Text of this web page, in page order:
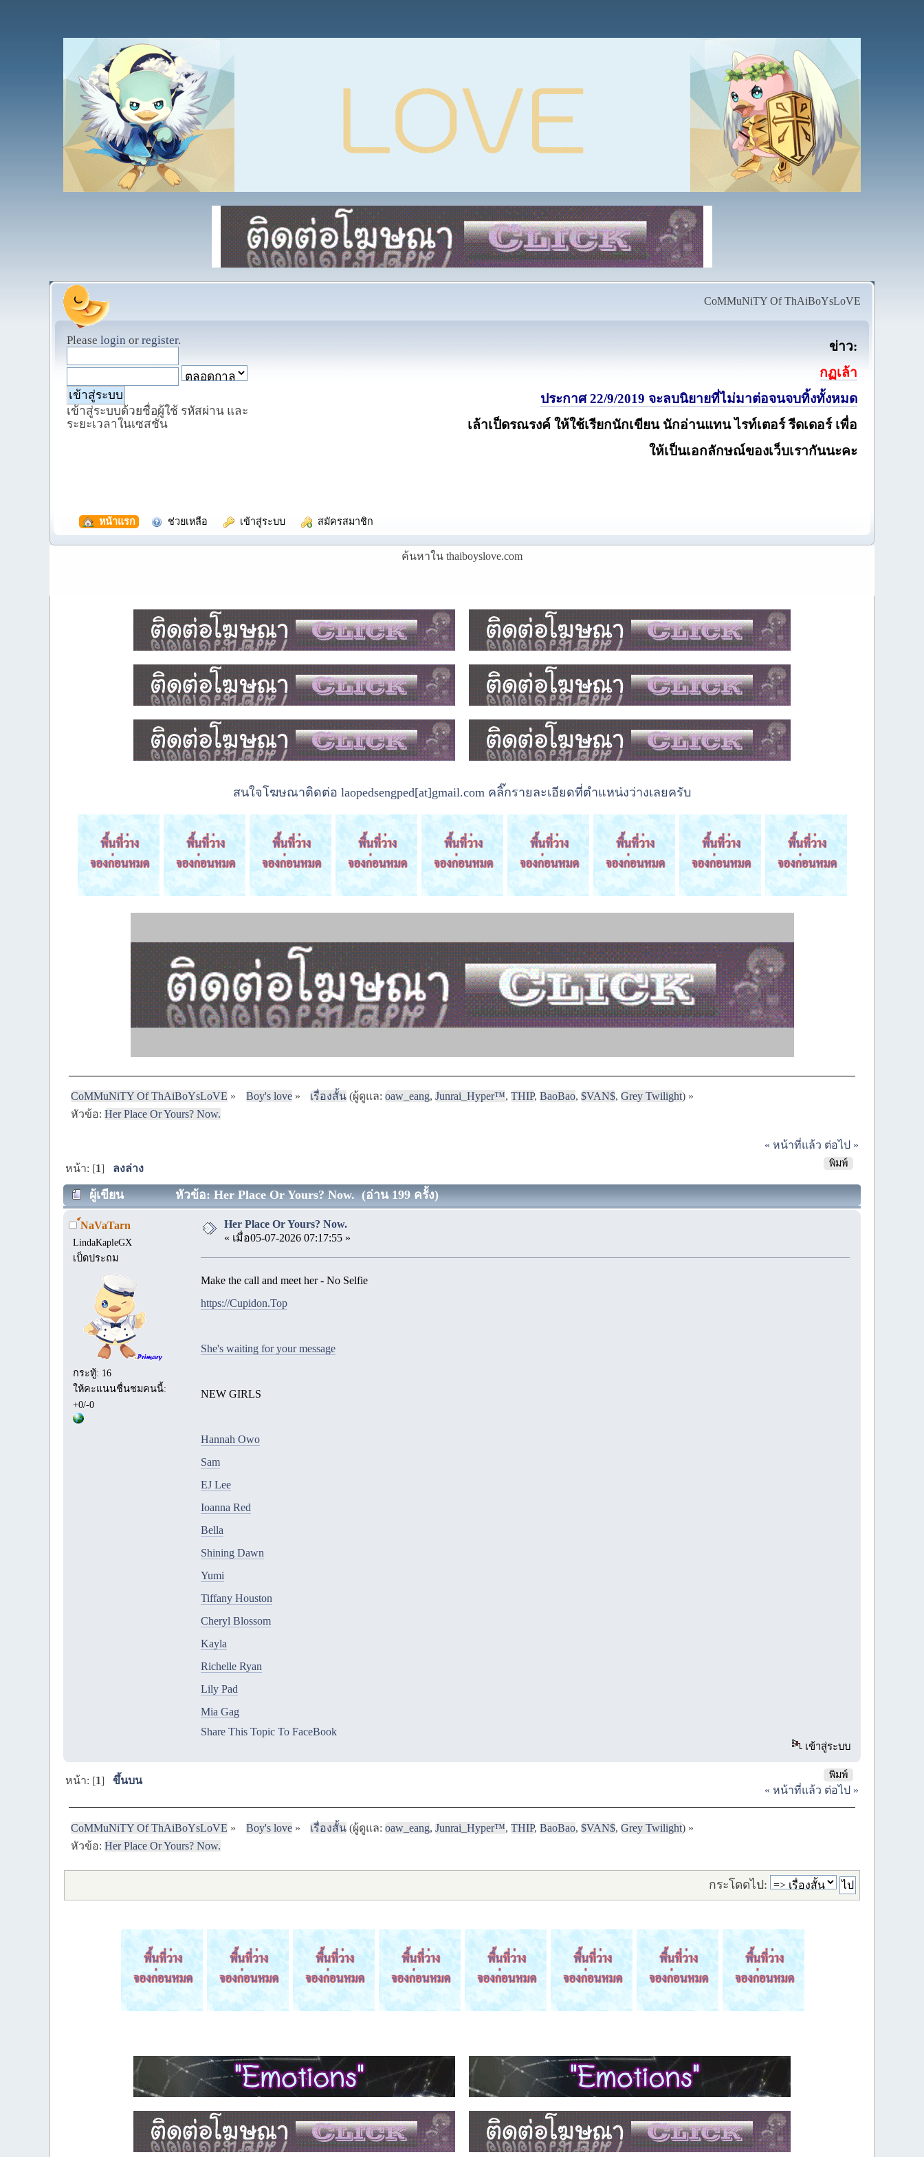
CoMMuNiTY Of ThAiBoYsLoVE
Please login or register.
เข้าสู่ระบบด้วยชื่อผู้ใช้ รหัสผ่าน และ
ระยะเวลาในเซสชั่น
ข่าว:
กฏเล้า
ประกาศ 22/9/2019 จะลบนิยายที่ไม่มาต่อจนจบทิ้งทั้งหมด
เล้าเป็ดรณรงค์ ให้ใช้เรียกนักเขียน นักอ่านแทน ไรท์เตอร์ รีดเดอร์ เพื่อ
ให้เป็นเอกลักษณ์ของเว็บเรากันนะคะ
หน้าแรก ช่วยเหลือ เข้าสู่ระบบ สมัครสมาชิก
ค้นหาใน thaiboyslove.com
สนใจโฆษณาติดต่อ laopedsengped[at]gmail.com คลิ๊กรายละเอียดที่ตำแหน่งว่างเลยครับ
CoMMuNiTY Of ThAiBoYsLoVE » Boy's love» เรื่องสั้น(ผู้ดูแล: oaw_eang, Junrai_Hyper™, THIP, BaoBao, $VAN$, Grey Twilight) »
หัวข้อ:Her Place Or Yours? Now.
« หน้าที่แล้ว ต่อไป »
พิมพ์
หน้า: [1] ลงล่าง
ผู้เขียน หัวข้อ: Her Place Or Yours? Now. (อ่าน 199 ครั้ง)
์NaVaTarn
LindaKapleGX
เป็ดประถม
กระทู้: 16
ให้คะแนนชื่นชมคนนี้:
+0/-0
Her Place Or Yours? Now.
« เมื่อ05-07-2026 07:17:55 »
Make the call and meet her - No Selfie
https://Cupidon.Top
She's waiting for your message
NEW GIRLS
Hannah Owo
Sam
EJ Lee
Ioanna Red
Bella
Shining Dawn
Yumi
Tiffany Houston
Cheryl Blossom
Kayla
Richelle Ryan
Lily Pad
Mia Gag
Share This Topic To FaceBook
เข้าสู่ระบบ
พิมพ์
หน้า: [1]ขึ้นบน
« หน้าที่แล้ว ต่อไป »
CoMMuNiTY Of ThAiBoYsLoVE » Boy's love» เรื่องสั้น(ผู้ดูแล: oaw_eang, Junrai_Hyper™, THIP, BaoBao, $VAN$, Grey Twilight) »
หัวข้อ:Her Place Or Yours? Now.
กระโดดไป: